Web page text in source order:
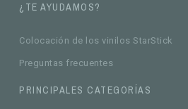
¿TE AYUDAMOS?
Colocación de los vinilos StarStick
Preguntas frecuentes
PRINCIPALES CATEGORÍAS